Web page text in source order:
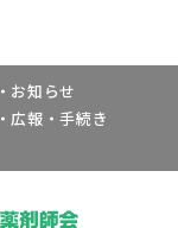
お知らせ
広報・手続き